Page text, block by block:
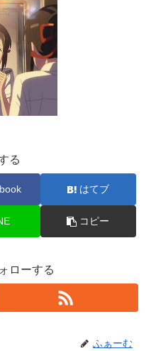
る
はてブ
コピー
ローする
ふぁーむ